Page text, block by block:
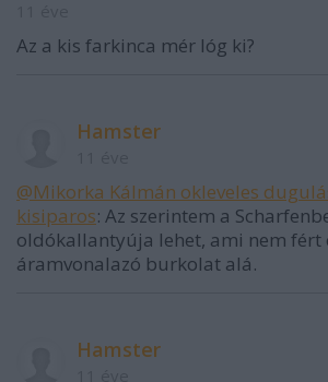
Az a kis farkinca mér lóg ki?
Hamster
@Mikorka Kálmán okleveles
kisiparos: Az szerintem a
oldókallantyúja lehet, ami nem fért
áramvonalazó burkolat alá.
Hamster